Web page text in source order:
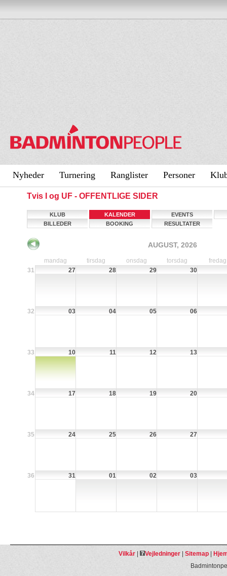
Nyheder Turnering Ranglister Personer
Tvis I og UF - OFFENTLIGE SIDER
KLUB KALENDER
EVENTS
BILLEDER
BOOKING RESULTATER
AUGUST, 2026
mandag tirsdag onsdag torsdag
fredag
31
27 28 29 30
32 03 04 05 06
33 10 11 12 13
34 17 18 19 20
35 24 25 26 27
36 31 01 02 03
Vilkår| Vejledninger| Sitemap|